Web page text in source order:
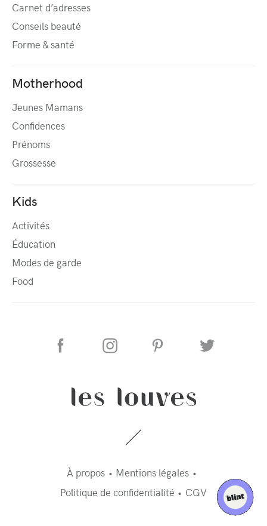
Carnet d’adresses
Conseils beauté
Forme & santé
Motherhood
Jeunes Mamans
Confidences
Prénoms
Grossesse
Kids
Activités
Éducation
Modes de garde
Food
À propos
Mentions légales
Politique de confidentialité
CGV